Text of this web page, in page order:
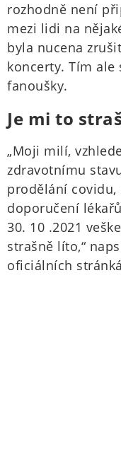
rozhodně není
mezi lidi na
byla nucena
koncerty. Tím ale
fanoušky.
Je mi to
„Moji milí,
zdravotnímu
prodělání
doporučení
30. 10 .2021
strašně líto,“
oficiálních